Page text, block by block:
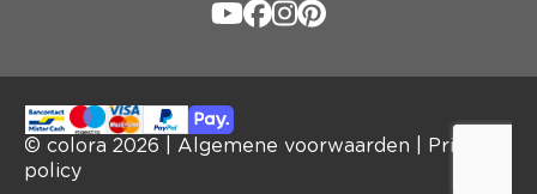
© colora 2026 Algemene voorwaarden
Privacy
policy